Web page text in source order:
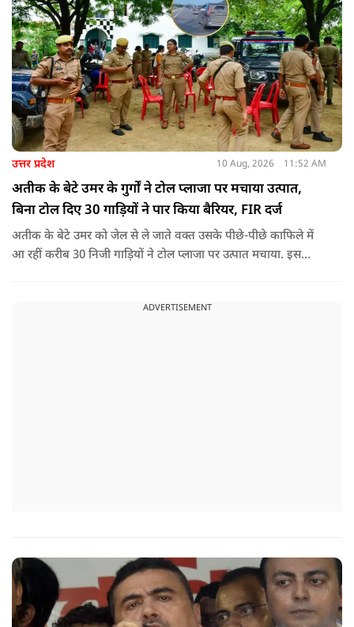
उत्तर प्रदेश 10 Aug, 2026 11:52 AM
अतीक के बेटे उमर के गुर्गों ने टोल प्लाजा पर मचाया उत्पात,
बिना टोल दिए 30 गाड़ियों ने पार किया बैरियर, FIR दर्ज
अतीक के बेटे उमर को जेल से ले जाते वक्त उसके पीछे-पीछे काफिले में
आ रहीं करीब 30 निजी गाड़ियों ने टोल प्लाजा पर उत्पात मचाया. इस
ADVERTISEMENT